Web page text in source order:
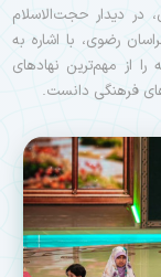
در دیدار حجت‌الاسلام
رضوی، با اشاره به
را از مهم‌ترین نهادهای
فرهنگی دانست.